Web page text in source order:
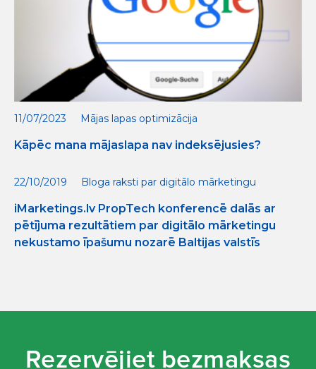
11/07/2023 Mājas lapas optimizācija
Kāpēc mana mājaslapa nav indeksējusies?
22/10/2019 Bloga raksti par digitālo mārketingu
iMarketings.lv PropTech konferencē dalās ar
pētījuma rezultātiem par digitālo mārketingu
nekustamo īpašumu nozarē Baltijas valstīs
Rezervējiet bezmaksas